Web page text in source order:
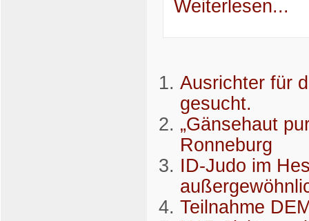
Weiterlesen...
Ausrichter für
gesucht.
„Gänsehaut
Ronneburg
ID-Judo im
Teilnahme